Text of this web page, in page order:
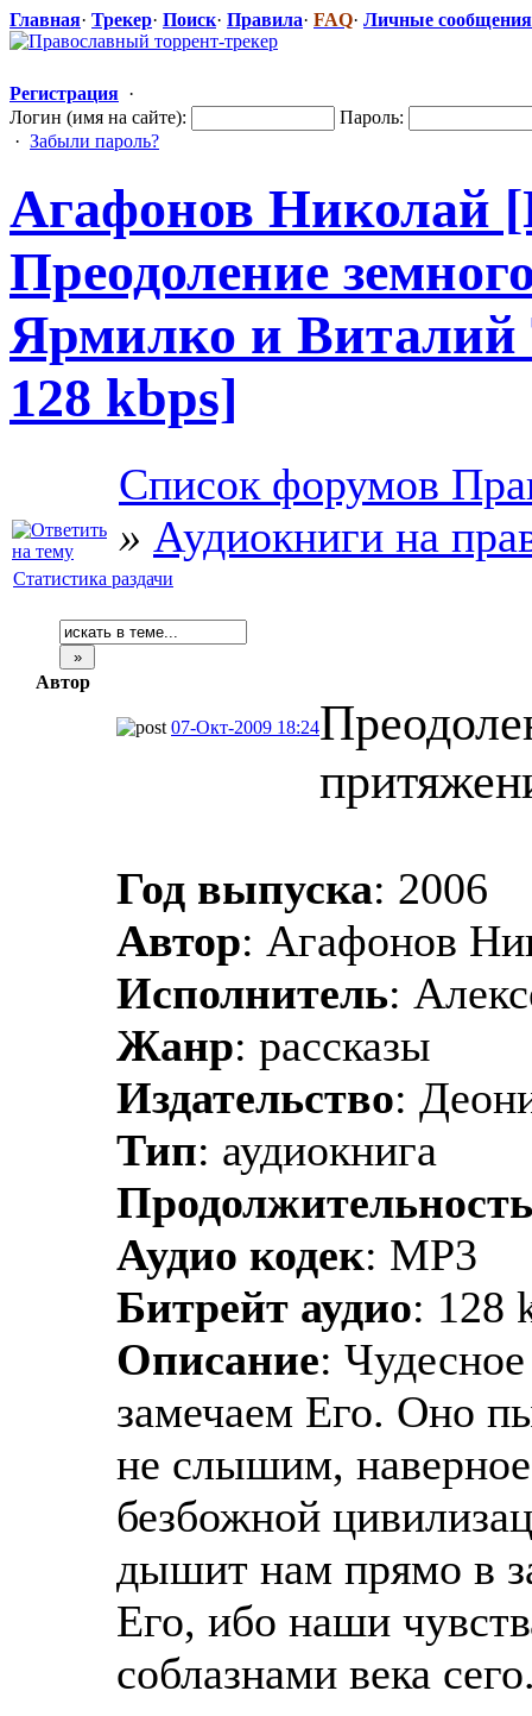
Главная· Трекер· Поиск· Правила· FAQ· Личные сообщения
Регистрация ·
Логин (имя на сайте):
Пароль:
· Забыли пароль?
Агафонов Николай
Преодоление
Ярмилко и Виталий
128 kbps]
Список форумов
» Аудиокниги на
Статистика раздачи
Автор
07-Окт-2009 18:24
Год выпуска: 2006
Автор: Агафонов
Исполнитель:
Жанр: рассказы
Издательство:
Тип: аудиокнига
Продолжительность
Аудио кодек: MP3
Битрейт аудио: 128
Описание:
замечаем Его. Оно
не слышим,
безбожной
дышит нам прямо в
Его, ибо наши
соблазнами века